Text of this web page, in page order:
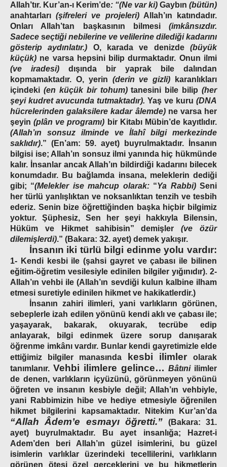
Allah’tır. Kur’an-ı Kerim’de: “(Ne var ki) Gaybın (bütün)
anahtarları(şifreleri ve projeleri)Allah’ın katındadır.
Onları Allah’tan başkasının bilmesi (imkânsızdır.
Sadece seçtiği nebilerine ve velilerine dilediği kadarını
gösterip aydınlatır.) O, karada ve denizde(büyük
küçük) ne varsa hepsini bilip durmaktadır. Onun ilmi
(ve iradesi) dışında bir yaprak bile dalından
kopmamaktadır. O, yerin (derin ve gizli) karanlıkları
içindeki (en küçük bir tohum)tanesini bile bilip (her
şeyi kudret avucunda tutmaktadır). Yaş ve kuru (DNA
hücrelerinden galaksilere kadar âlemde)ne varsa her
şeyin(plân ve programı) bir Kitabı Mübin’de kayıtlıdır.
(Allah’ın sonsuz ilminde ve İlahî bilgi merkezinde
saklıdır).” (En’am: 59. ayet) buyrulmaktadır. İnsanın
bilgisi ise; Allah’ın sonsuz ilmi yanında hiç hükmünde
kalır. İnsanlar ancak Allah’ın bildirdiği kadarını bilecek
konumdadır. Bu bağlamda insana, meleklerin dediği
gibi; “(Melekler ise mahcup olarak:“Ya Rabbi)Seni
her türlü yanlışlıktan ve noksanlıktan tenzih ve tesbih
ederiz. Senin bize öğrettiğinden başka hiçbir bilgimiz
yoktur. Şüphesiz, Sen her şeyi hakkıyla Bilensin,
Hüküm ve Hikmet sahibisin” demişler(ve özür
dilemişlerdi).” (Bakara: 32. ayet) demek yakışır.
İnsanın iki türlü bilgi edinme yolu vardır:
1- Kendi kesbi ile (şahsi gayret ve çabası ile bilinen
eğitim-öğretim vesilesiyle edinilen bilgiler yığınıdır). 2-
Allah’ın vehbi ile (Allah’ın sevdiği kulun kalbine ilham
etmesi suretiyle edinilen hikmet ve hakikatlerdir.)
İnsanın zahiri ilimleri, yani varlıkların görünen,
sebeplerle izah edilen yönünü kendi aklı ve çabası ile;
yaşayarak, bakarak, okuyarak, tecrübe edip
anlayarak, bilgi edinmek üzere sorup danışarak
öğrenme imkânı vardır. Bunlar kendi gayretimizle elde
ettiğimiz bilgiler manasında
kesbi ilimlerolarak
tanımlanır. Vehbi ilimlere gelince… Bâtıniilimler
de denen, varlıkların içyüzünü, görünmeyen yönünü
öğreten ve insanın kesbiyle değil; Allah’ın vehbiyle,
yani Rabbimizin hibe ve hediye etmesiyle öğrenilen
hikmet bilgilerini kapsamaktadır. Nitekim Kur’an’da
“Allah Âdem’e esmayı öğretti.”
(Bakara: 31.
ayet) buyrulmaktadır. Bu ayet insanlığa; Hazret-i
Adem’den beri Allah’ın güzel isimlerini, bu güzel
isimlerin varlıklar üzerindeki tecellilerini, varlıkların
görünen ötesi özel gerçeklerini ve bu hikmetlerin